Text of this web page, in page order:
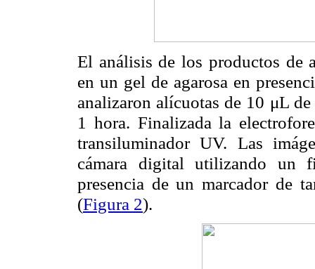
El análisis de los productos de
en un gel de agarosa en
analizaron alícuotas de 10 μL
1 hora. Finalizada la
transiluminador UV. Las
cámara digital utilizando un
presencia de un marcador de
(Figura 2).